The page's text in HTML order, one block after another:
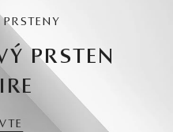
PRSTEN